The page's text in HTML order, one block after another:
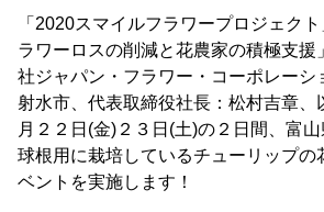
「2020スマイルフラワープロジェク
ラワーロスの削減と花農家の積極支援
社ジャパン・フラワー・コーポレーシ
射水市、代表取締役社長：松村吉章、
月２２日(金)２３日(土)の２日間、富
球根用に栽培しているチューリップの
ベントを実施します！